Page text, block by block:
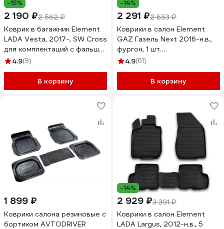
-15%
2 190 ₽2 562 ₽
Коврик в багажник Element
LADA Vesta, 2017-, SW Cross
для комплектаций с фальш-
полом, Россия, 1 шт.
4.9(9)
В корзину
-14%
2 291 ₽2 653 ₽
Коврики в салон Element
GAZ Газель Next 2016-н.в.,
фургон, 1 шт.
ЕLEMENT02261210
4.9(61)
В корзину
1 899 ₽
Коврики салона резиновые с
бортиком AVTODRIVER
-14%
2 929 ₽3 391 ₽
Коврики в салон Element
LADA Largus, 2012-н.в., 5